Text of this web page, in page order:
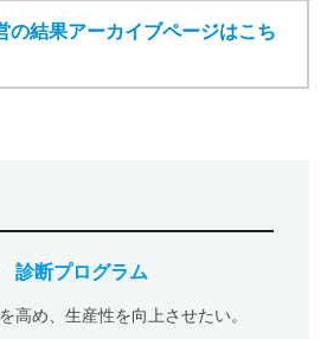
の結果アーカイブページはこち
断プログラム
高め、生産性を向上させたい。